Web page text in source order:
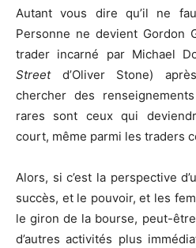
Autant vous dire qu’il ne
Personne ne devient Gordon
trader incarné par Michael
Streetd’Oliver Stone)
chercher des
rares sont ceux qui
court, même parmi les traders
Alors, si c’est la perspective
succès, et le pouvoir, et les
le giron de la bourse, peut-
d’autres activités plus